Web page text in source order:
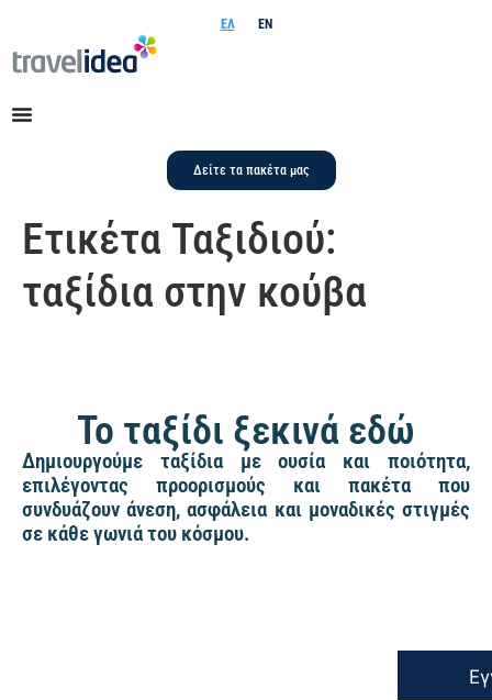
ΕΛ EN
Δείτε τα πακέτα μας
Ετικέτα Ταξιδιού:
ταξίδια στην κούβα
Το ταξίδι ξεκινά εδώ
Δημιουργούμε ταξίδια με ουσία και ποιότητα,
επιλέγοντας προορισμούς και πακέτα που
συνδυάζουν άνεση, ασφάλεια και μοναδικές στιγμές
σε κάθε γωνιά του κόσμου.